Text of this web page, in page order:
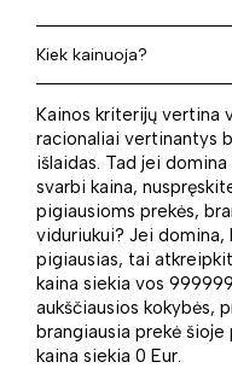
Kiek kainuoja?
Kainos kriterijų vertina
racionaliai vertinantys
išlaidas. Tad jei
svarbi kaina,
pigiausioms prekės,
viduriukui? Jei domina,
pigiausias, tai
kaina siekia vos
aukščiausios kokybės,
brangiausia prekė
kaina siekia 0 Eur.